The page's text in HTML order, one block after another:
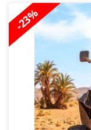
-23%